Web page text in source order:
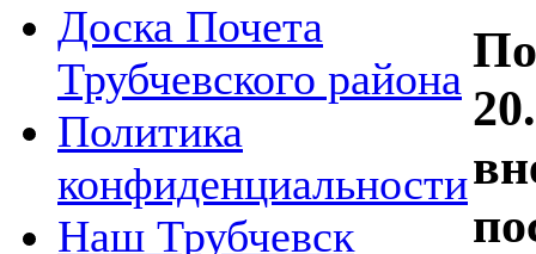
Доска Почета
Трубчевского района
Политика
конфиденциальности
Наш Трубчевск